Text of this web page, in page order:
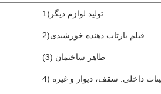
پیام بگذارید
با شما تماس خواهیم گرفت
1)تولید لوازم دیگر
2)فیلم بازتاب دهنده خورشیدی
(3) ظاهر ساختمان
داخلی: سقف، دیوار و غیره